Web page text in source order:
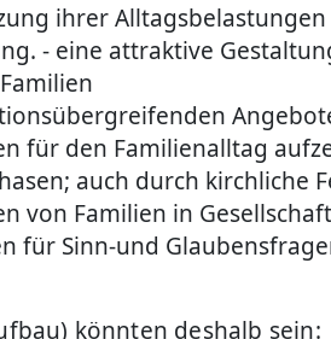
ihrer
- eine attraktive
für den Familienalltag
auch durch kirchliche
von Familien in
für Sinn-und
könnten deshalb sein: